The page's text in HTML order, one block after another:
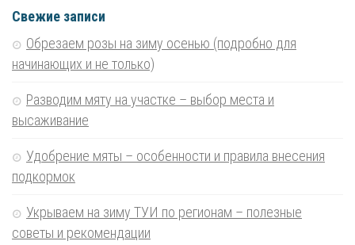
Свежие записи
Обрезаем розы на зиму осенью (подробно для
начинающих и не только)
Разводим мяту на участке – выбор места и
высаживание
Удобрение мяты – особенности и правила внесения
подкормок
Укрываем на зиму ТУИ по регионам – полезные
советы и рекомендации